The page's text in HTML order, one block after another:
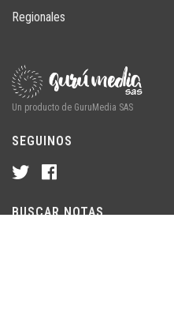
Regionales
Un producto de GuruMedia SAS
SEGUINOS
BUSCAR NOTAS